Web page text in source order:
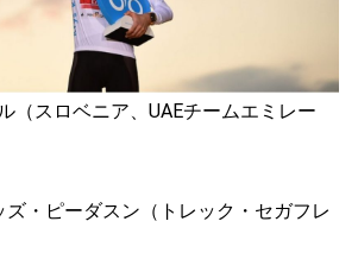
（スロベニア、UAEチームエミレー
・ピーダスン（トレック・セガフレ